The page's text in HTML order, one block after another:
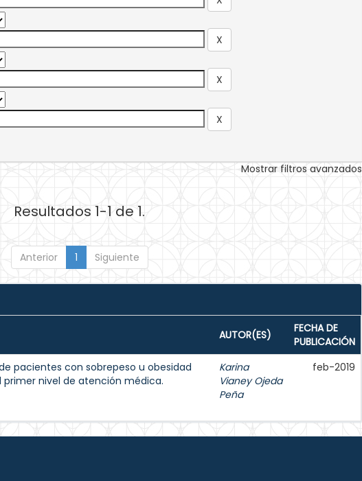
Mostrar filtros avanzados
Resultados 1-1 de 1.
Anterior 1 Siguiente
AUTOR(ES)
FECHA DE
PUBLICACIÓN
pacientes con sobrepeso u obesidad
nivel de atención médica.
Karina
Vianey Ojeda
Peña
feb-2019